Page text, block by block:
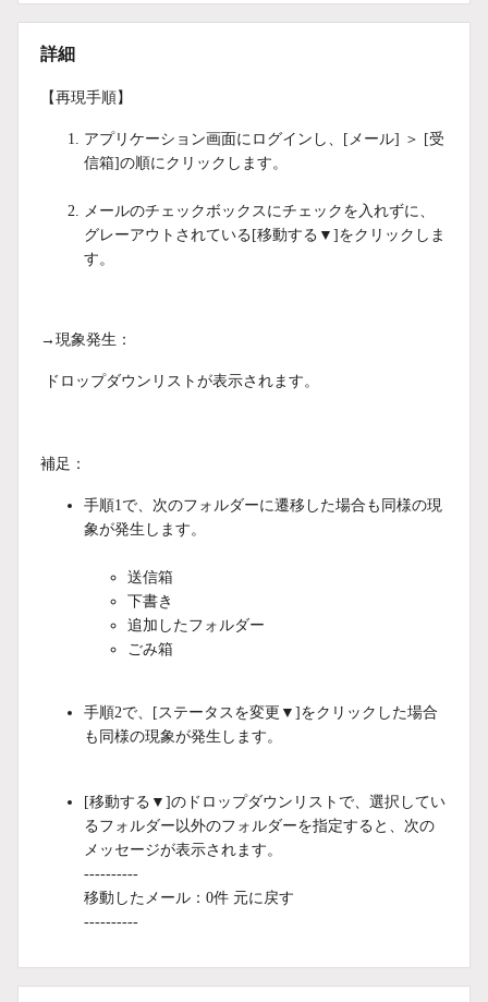
詳細
【再現手順】
アプリケーション画面にログインし、[メール] ＞ [受
信箱]の順にクリックします。
メールのチェックボックスにチェックを入れずに、
グレーアウトされている[移動する▼]をクリックしま
す。
→現象発生：
ドロップダウンリストが表示されます。
補足：
手順1で、次のフォルダーに遷移した場合も同様の現
象が発生します。
送信箱
下書き
追加したフォルダー
ごみ箱
手順2で、[ステータスを変更▼]をクリックした場合
も同様の現象が発生します。
[移動する▼]のドロップダウンリストで、選択してい
るフォルダー以外のフォルダーを指定すると、次の
メッセージが表示されます。
----------
移動したメール：0件 元に戻す
----------